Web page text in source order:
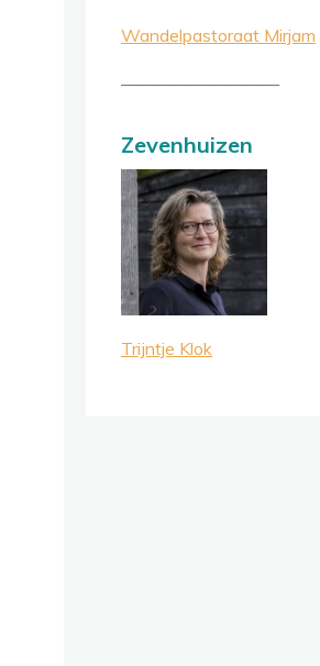
Wandelpastoraat Mirjam
—————————
Zevenhuizen
Trijntje Klok